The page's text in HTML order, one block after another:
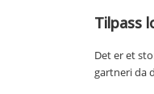
Tilpass
Det er et
gartneri da